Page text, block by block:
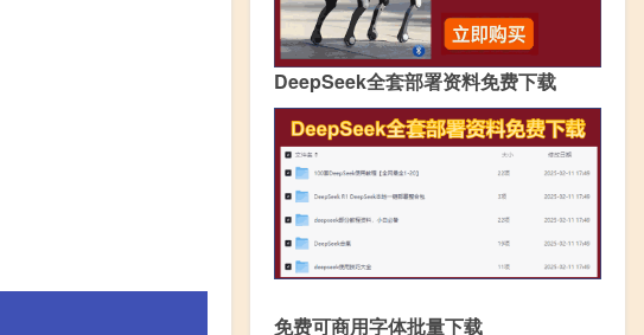
DeepSeek全套部署资料免费下载
免费可商用字体批量下载